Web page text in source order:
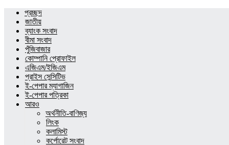
প্রচ্ছদ
জাতীয়
ব্যাংক সংবাদ
বীমা সংবাদ
পুঁজিবাজার
কোম্পানি প্রোফাইল
এজিএম/ইজিএম
প্রাইস সেন্সিটিভ
ই-পেপার ম্যাগাজিন
ই-পেপার পত্রিকা
আরও
অর্থনীতি-বাণিজ্য
লিংক
কলামিস্ট
কর্পোরেট সংবাদ